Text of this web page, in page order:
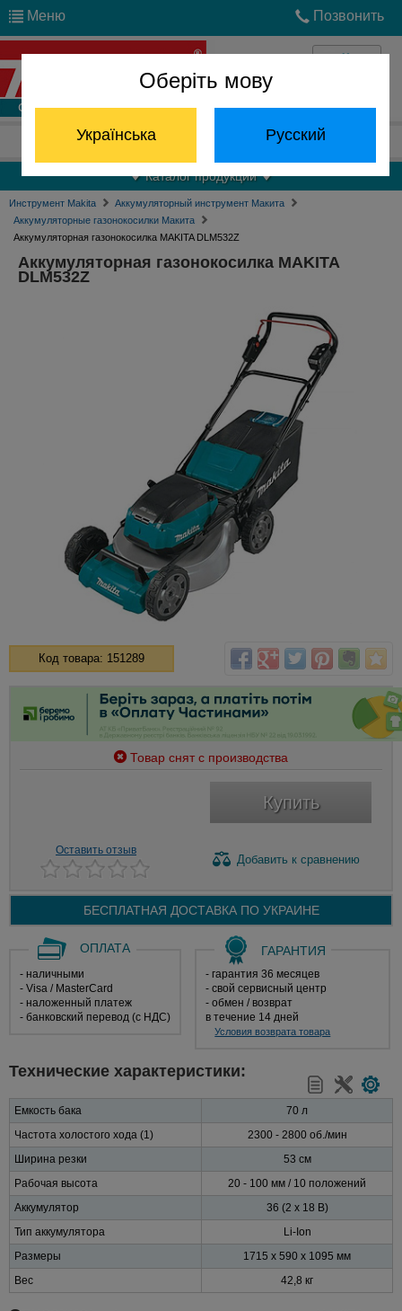
Оберіть мову
Українська Русский
Меню Позвонить
Войти
Отдел запчастей: (068) 824-24-24
Каталог продукции
Инструмент Makita
Аккумуляторный инструмент Макита
Аккумуляторные газонокосилки Макита
Аккумуляторная газонокосилка MAKITA DLM532Z
Аккумуляторная газонокосилка MAKITA
DLM532Z
Код товара: 151289
Товар снят с производства
Купить
Оставить отзыв
Добавить к сравнению
БЕСПЛАТНАЯ ДОСТАВКА ПО УКРАИНЕ
ОПЛАТА
- наличными
- Visa / MasterCard
- наложенный платеж
- банковский перевод (с НДС)
ГАРАНТИЯ
- гарантия 36 месяцев
- свой сервисный центр
- обмен / возврат
в течение 14 дней
Условия возврата товара
Технические характеристики:
Емкость бака
70 л
Частота холостого хода (1)
2300 - 2800 об./мин
Ширина резки
53 см
Рабочая высота
20 - 100 мм / 10 положений
Аккумулятор
36 (2 х 18 В)
Тип аккумулятора
Li-Ion
Размеры
1715 x 590 x 1095 мм
Вес
42,8 кг